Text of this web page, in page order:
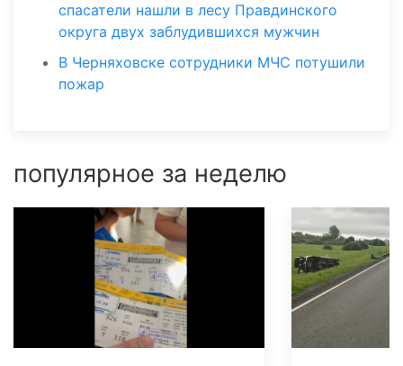
спасатели нашли в лесу Правдинского
округа двух заблудившихся мужчин
В Черняховске сотрудники МЧС потушили
пожар
популярное за неделю